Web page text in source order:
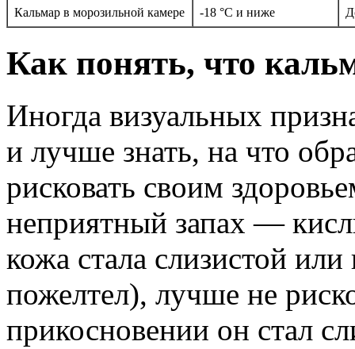
Кальмар в морозильной камере -18 °C и ниже
Как понять, что
Иногда визуальных
и лучше знать, на что
рисковать своим
неприятный запах —
кожа стала слизистой
пожелтел), лучше не
прикосновении он стал